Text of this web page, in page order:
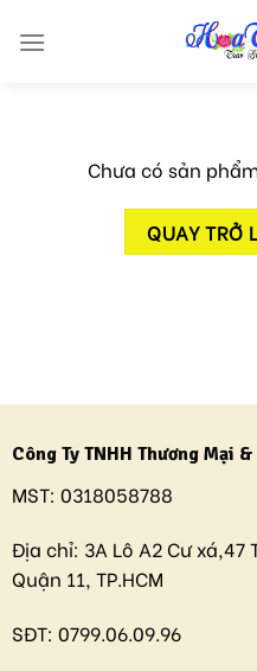
Chưa có sản
QUAY TRỞ
Công Ty TNHH Thương Mại
MST: 0318058788
Địa chỉ: 3A Lô A2 Cư
Quận 11, TP.HCM
SĐT: 0799.06.09.96